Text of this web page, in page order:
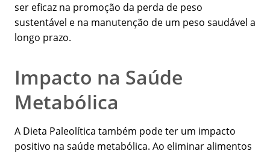
ser eficaz na promoção da perda de peso
sustentável e na manutenção de um peso saudável a
longo prazo.
Impacto na Saúde
Metabólica
A Dieta Paleolítica também pode ter um impacto
positivo na saúde metabólica. Ao eliminar alimentos